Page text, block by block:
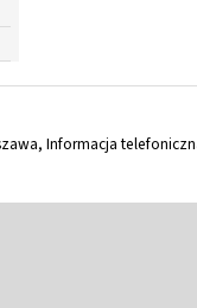
Informacja